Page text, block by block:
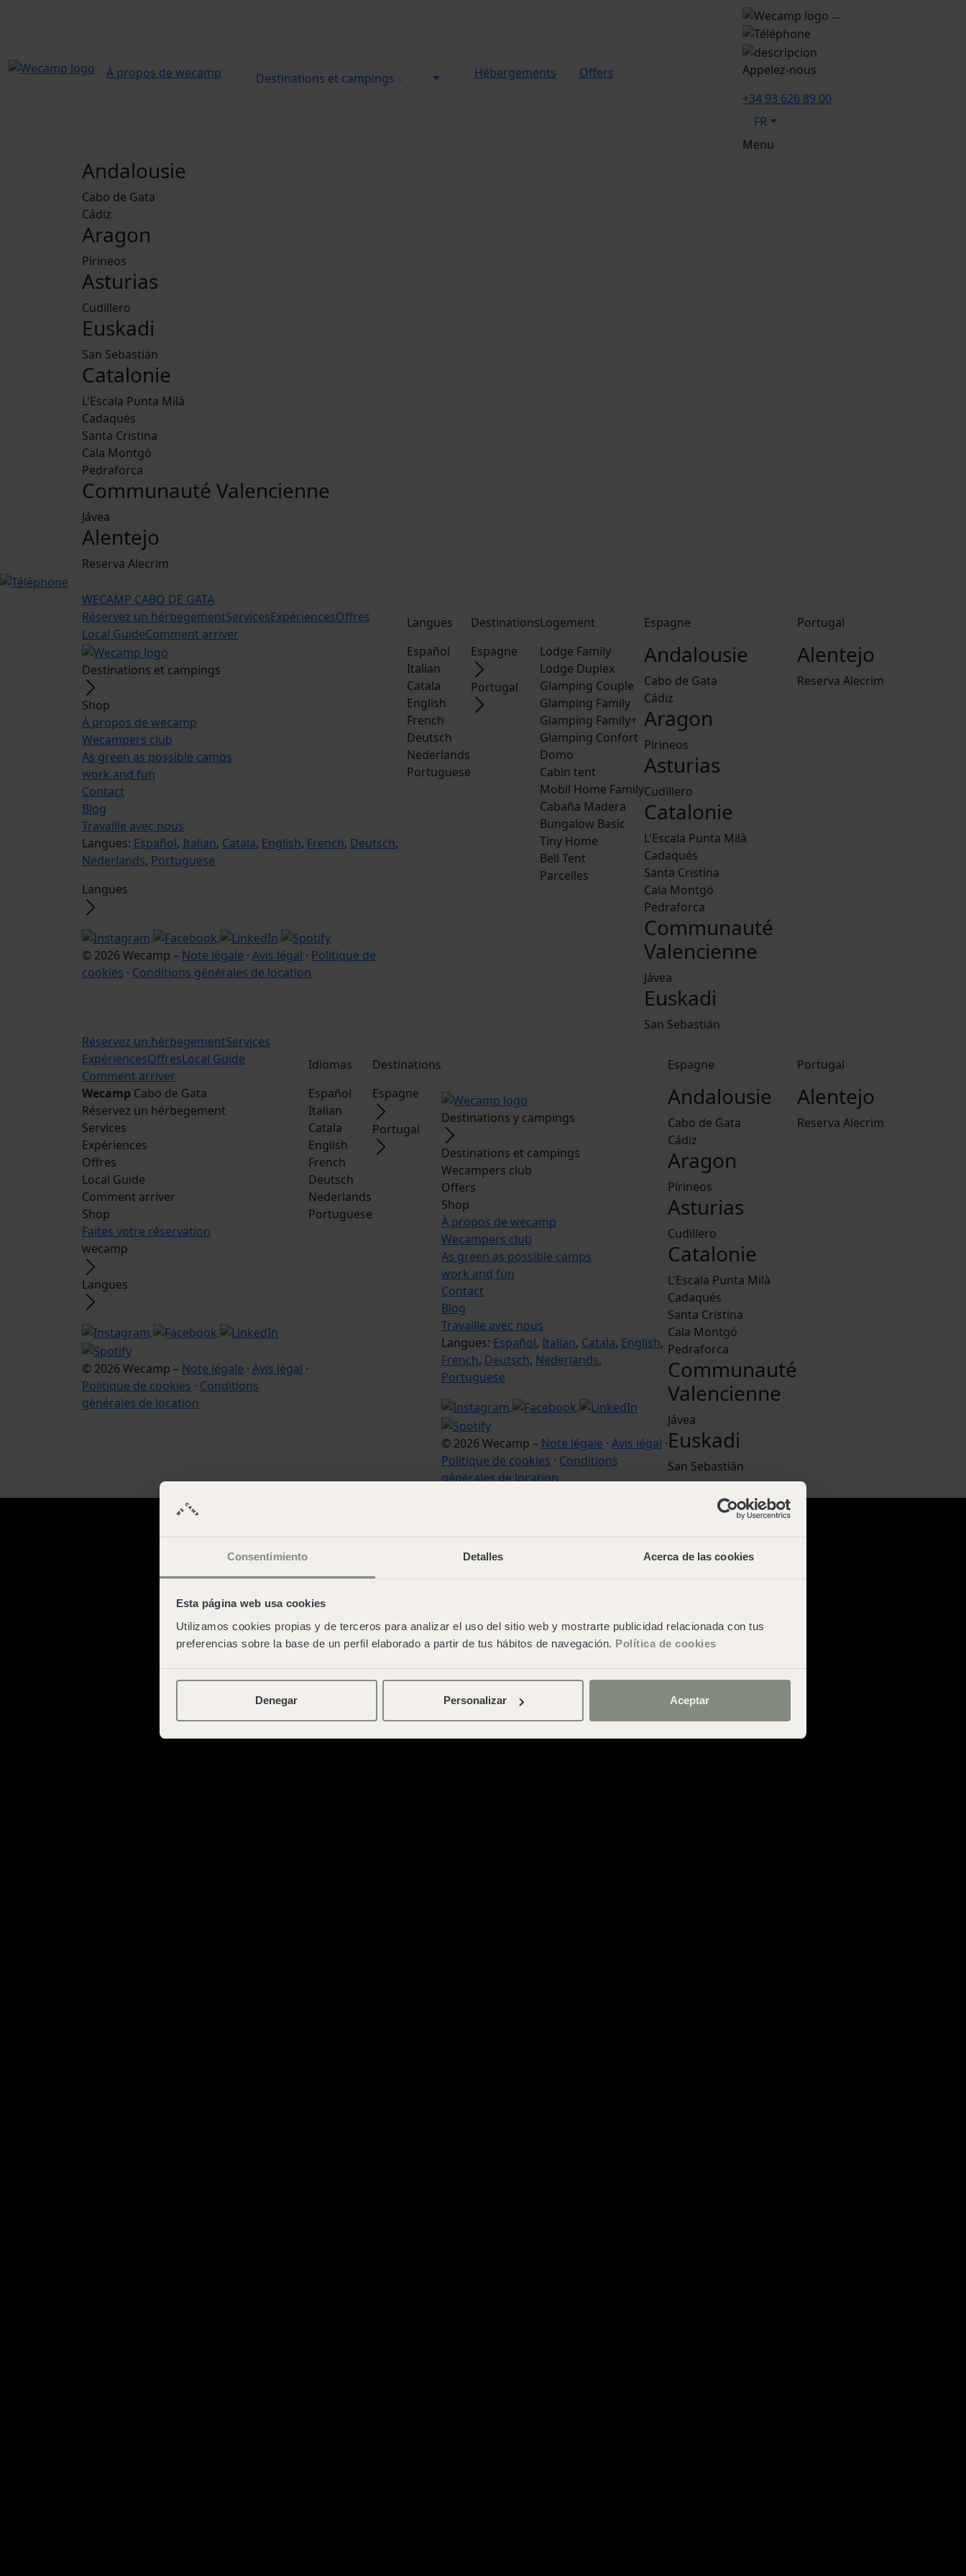
Consentimiento Detalles Acerca de las cookies
Esta página web usa cookies
Utilizamos cookies propias y de terceros para analizar el uso del sitio web y mostrarte publicidad relacionada con tus
preferencias sobre la base de un perfil elaborado a partir de tus hábitos de navegación. Política de cookies
Denegar Personalizar Aceptar
À propos de wecamp Destinations et campings Hébergements Offers
...
Appelez-nous
+34 93 626 89 00
FR
Menu
Andalousie
Cabo de Gata
Cádiz
Aragon
Pirineos
Asturias
Cudillero
Euskadi
San Sebastián
Catalonie
L'Escala Punta Milà
Cadaqués
Santa Cristina
Cala Montgó
Pedraforca
Communauté Valencienne
Jávea
Alentejo
Reserva Alecrim
WECAMP CABO DE GATA
Réservez un hérbegementServicesExpériencesOffres
Local GuideComment arriver
Destinations et campings
Shop
À propos de wecamp
Wecampers club
As green as possible camps
work and fun
Contact
Blog
Travaille avec nous
Langues: Español, Italian, Catala, English, French, Deutsch,
Nederlands, Portuguese
Langues
© 2026 Wecamp – Note légale · Avis légal · Politique de
cookies · Conditions générales de location
Langues
Español
Italian
Catala
English
French
Deutsch
Nederlands
Portuguese
Destinations
Espagne
Portugal
Logement
Lodge Family
Lodge Duplex
Glamping Couple
Glamping Family
Glamping Family+
Glamping Confort
Domo
Cabin tent
Mobil Home Family
Cabaña Madera
Bungalow Basic
Tiny Home
Bell Tent
Parcelles
Espagne
Andalousie
Cabo de Gata
Cádiz
Aragon
Pirineos
Asturias
Cudillero
Catalonie
L'Escala Punta Milà
Cadaqués
Santa Cristina
Cala Montgó
Pedraforca
Communauté
Valencienne
Jávea
Euskadi
San Sebastián
Portugal
Alentejo
Reserva Alecrim
Réservez un hérbegementServices
ExpériencesOffresLocal Guide
Comment arriver
Wecamp Cabo de Gata
Réservez un hérbegement
Services
Expériences
Offres
Local Guide
Comment arriver
Shop
Faites votre réservation
wecamp
Langues
© 2026 Wecamp – Note légale · Avis légal ·
Politique de cookies · Conditions
générales de location
Idiomas
Español
Italian
Catala
English
French
Deutsch
Nederlands
Portuguese
Destinations
Espagne
Portugal
Destinations y campings
Destinations et campings
Wecampers club
Offers
Shop
À propos de wecamp
Wecampers club
As green as possible camps
work and fun
Contact
Blog
Travaille avec nous
Langues: Español, Italian, Catala, English,
French, Deutsch, Nederlands,
Portuguese
© 2026 Wecamp – Note légale · Avis légal ·
Politique de cookies · Conditions
générales de location
Espagne
Andalousie
Cabo de Gata
Cádiz
Aragon
Pirineos
Asturias
Cudillero
Catalonie
L'Escala Punta Milà
Cadaqués
Santa Cristina
Cala Montgó
Pedraforca
Communauté
Valencienne
Jávea
Euskadi
San Sebastián
Portugal
Alentejo
Reserva Alecrim